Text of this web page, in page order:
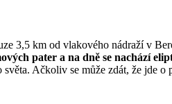
3,5 km od vlakového nádraží v
pater a na dně se nachází
Ačkoliv se může zdát, že jde